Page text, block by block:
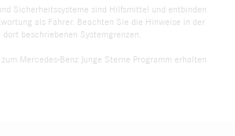
Sicherheitssysteme sind Hilfsmittel und entbinden
als Fahrer. Beachten Sie die Hinweise in der
beschriebenen Systemgrenzen.
Mercedes-Benz Junge Sterne Programm erhalten